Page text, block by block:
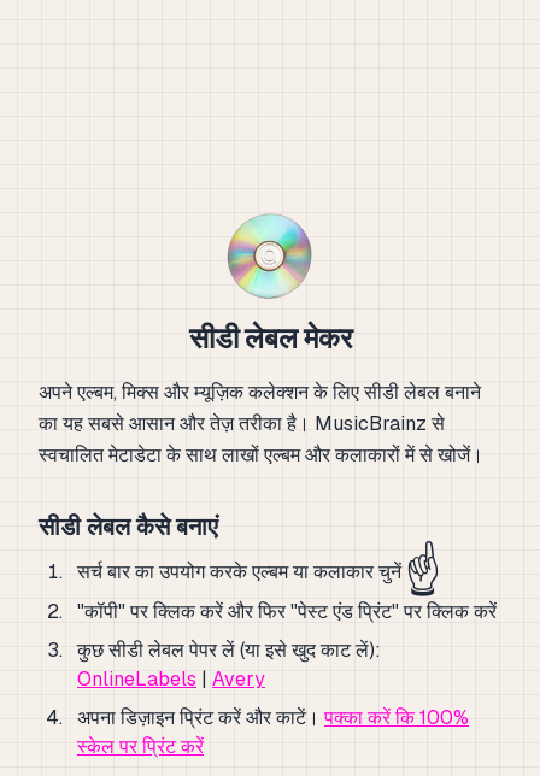
सीडी लेबल मेकर
अपने एल्बम, मिक्स और म्यूज़िक कलेक्शन के लिए सीडी लेबल बनाने
का यह सबसे आसान और तेज़ तरीका है। MusicBrainz से
स्वचालित मेटाडेटा के साथ लाखों एल्बम और कलाकारों में से खोजें।
सीडी लेबल कैसे बनाएं
सर्च बार का उपयोग करके एल्बम या कलाकार चुनें☝️
"कॉपी" पर क्लिक करें और फिर "पेस्ट एंड प्रिंट" पर क्लिक करें
कुछ सीडी लेबल पेपर लें (या इसे खुद काट लें):
OnlineLabels | Avery
अपना डिज़ाइन प्रिंट करें और काटें।पक्का करें कि 100%
स्केल पर प्रिंट करें